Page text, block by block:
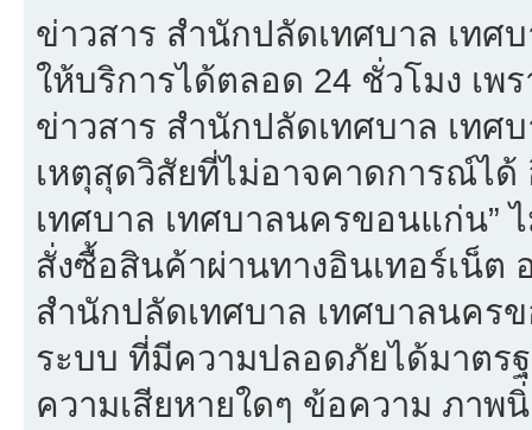
ข่าวสาร สำนักปลัดเทศบาล เทศ
ให้บริการได้ตลอด 24 ชั่วโมง เพ
ข่าวสาร สำนักปลัดเทศบาล เท
เหตุสุดวิสัยที่ไม่อาจคาดการณ์ได้
เทศบาล เทศบาลนครขอนแก่น”
สั่งซื้อสินค้าผ่านทางอินเทอร์เน็ต
สำนักปลัดเทศบาล เทศบาลนคร
ระบบ ที่มีความปลอดภัยได้มาตร
ความเสียหายใดๆ ข้อความ ภาพ